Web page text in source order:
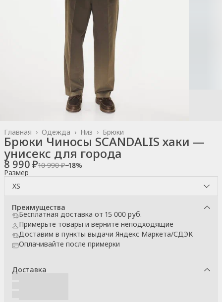
Брюки
Низ ›
Одежда ›
Главная ›
Брюки Чиносы SCANDALIS хаки —
унисекс для города
8 990 ₽10 990 ₽−18%
Размер
XS
Преимущества
Бесплатная доставка от 15 000 руб.
Примерьте товары и верните неподходящие
Доставим в пункты выдачи Яндекс Маркета/СДЭК
Оплачивайте после примерки
Доставка